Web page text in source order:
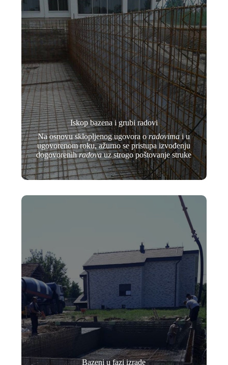
Iskop bazena i grubi radovi
Na osnovu sklopljenog ugovora oradovimai u
ugovorenom roku, ažurno se pristupa izvođenju
dogovorenihradovauz strogo poštovanje struke
Bazeni u fazi izrade